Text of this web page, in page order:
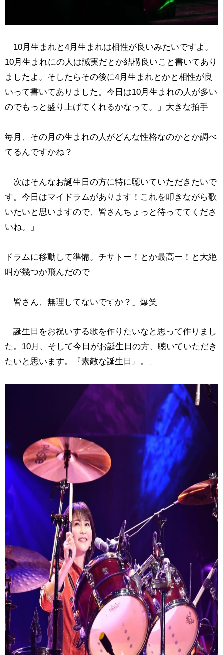
「10月生まれと4月生まれは相性が良いみたいですよ。
10月生まれにの人は誠実だとか結構良いこと書いてあり
ましたよ。そしたらその後に4月生まれとかと相性が良
いって書いてありました。今日は10月生まれの人が多い
のでもっと盛り上げてくれるかなって。」大きな拍手
毎月、その月の生まれの人がどんな性格なのかとか調べ
てるんですかね？
「次はそんなお誕生日の方に特に聴いていただきたいで
す。今日はマイドラムがあります！これを叩きながら歌
いたいと思いますので、皆さんちょっと待っててくださ
いね。」
ドラムに移動して準備。チサトー！とか最高ー！と大絶
叫が幾つか飛んだので
「皆さん、無理してないですか？」爆笑
「誕生日をお祝いする歌を作りたいなと思って作りまし
た。10月、そして今日がお誕生日の方、聴いていただき
たいと思います。『素敵な誕生日』。」